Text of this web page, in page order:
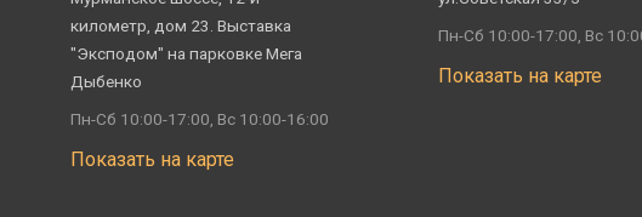
километр, дом 23. Выставка
"Эксподом" на парковке Мега
Дыбенко
Пн-Сб 10:00-17:00, Вс 10:00-16:00
Показать на карте
Пн-Сб 10:00-17:00, Вс
Показать на карте